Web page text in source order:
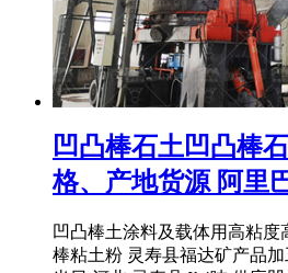
凹凸棒石土凹凸棒
格、产地货源 阿里
凹凸棒土涂料及载体用高粘
棒粘土粉 灵寿县福达矿产品加